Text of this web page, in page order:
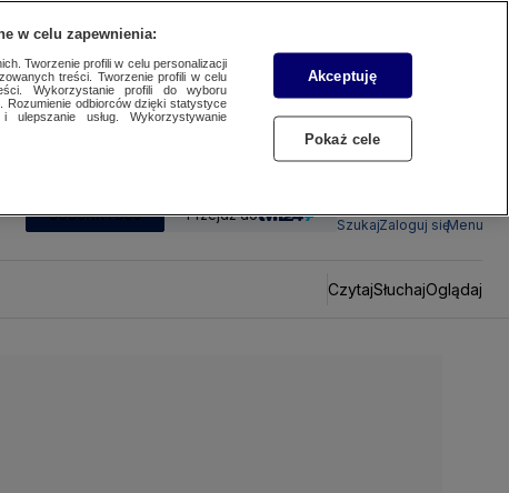
SUBSKRYBUJ Przejdź do
SzukajZaloguj sięMenu
CzytajSłuchajOglądaj
w celu zapewnienia:
Tworzenie profili w celu personalizacji
treści. Tworzenie profili w celu
Wykorzystanie profili do wyboru
Rozumienie odbiorców dzięki statystyce
usług. Wykorzystywanie
Akceptuję
Pokaż cele